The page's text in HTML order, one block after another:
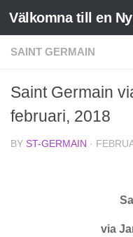
Skip to content
SAINT GERMAIN
Saint Germain
februari, 2018
BY ST-GERMAIN ·
via